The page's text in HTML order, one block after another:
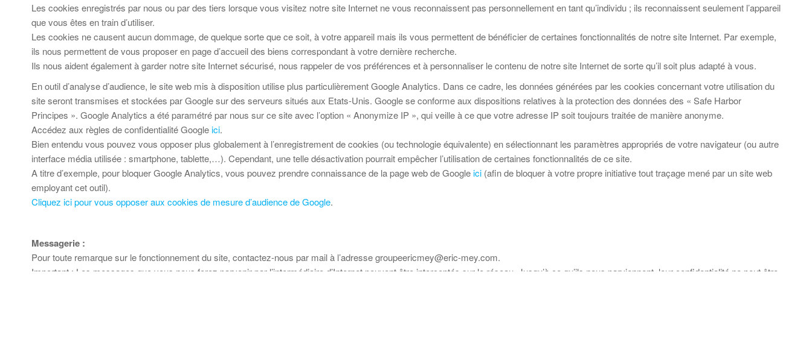
Les cookies enregistrés par nous ou par des tiers lorsque vous visitez notre site Internet ne vous reconnaissent pas personnellement en tant qu’individu ; ils reconnaissent seulement l’appareil
que vous êtes en train d’utiliser.
Les cookies ne causent aucun dommage, de quelque sorte que ce soit, à votre appareil mais ils vous permettent de bénéficier de certaines fonctionnalités de notre site Internet. Par exemple,
ils nous permettent de vous proposer en page d’accueil des biens correspondant à votre dernière recherche.
Ils nous aident également à garder notre site Internet sécurisé, nous rappeler de vos préférences et à personnaliser le contenu de notre site Internet de sorte qu’il soit plus adapté à vous.
En outil d’analyse d’audience, le site web mis à disposition utilise plus particulièrement Google Analytics. Dans ce cadre, les données générées par les cookies concernant votre utilisation du
site seront transmises et stockées par Google sur des serveurs situés aux Etats-Unis. Google se conforme aux dispositions relatives à la protection des données des « Safe Harbor
Principes ». Google Analytics a été paramétré par nous sur ce site avec l’option « Anonymize IP », qui veille à ce que votre adresse IP soit toujours traitée de manière anonyme.
Accédez aux règles de confidentialité Googleici.
Bien entendu vous pouvez vous opposer plus globalement à l’enregistrement de cookies (ou technologie équivalente) en sélectionnant les paramètres appropriés de votre navigateur (ou autre
interface média utilisée : smartphone, tablette,…). Cependant, une telle désactivation pourrait empêcher l’utilisation de certaines fonctionnalités de ce site.
A titre d’exemple, pour bloquer Google Analytics, vous pouvez prendre connaissance de la page web de Googleici (afin de bloquer à votre propre initiative tout traçage mené par un site web
employant cet outil).
Cliquez ici pour vous opposer aux cookies de mesure d’audience de Google.
Messagerie :
Pour toute remarque sur le fonctionnement du site, contactez-nous par mail à l’adresse groupeericmey@eric-mey.com.
Important : Les messages que vous nous ferez parvenir par l’intermédiaire d’Internet peuvent être interceptés sur le réseau. Jusqu’à ce qu’ils nous parviennent, leur confidentialité ne peut être